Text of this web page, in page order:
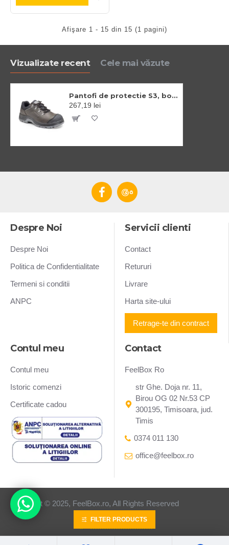
Afişare 1 - 15 din 15 (1 pagini)
Vizualizate recent Cele mai văzute
Pantofi de protectie S3, bombeu si lamela din otel, brant confortabil EVA
267,19 lei
Despre Noi
Despre Noi
Politica de Confidentialitate
Termeni si conditii
ANPC
Servicii clienti
Contact
Retururi
Livrare
Harta site-ului
Retrage-te din contract
Contul meu
Contul meu
Istoric comenzi
Certificate cadou
Contact
FeelBox Ro
str Ghe. Doja nr. 11,
Birou OG 02 Nr.53 CP
300195, Timisoara, jud.
Timis
0374 011 130
office@feelbox.ro
Copyright © 2025, FeelBox.ro, All Rights Reserved
FILTER PRODUCTS